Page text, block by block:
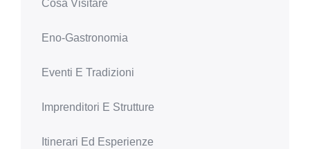
Cosa Visitare
Eno-Gastronomia
Eventi E Tradizioni
Imprenditori E Strutture
Itinerari Ed Esperienze